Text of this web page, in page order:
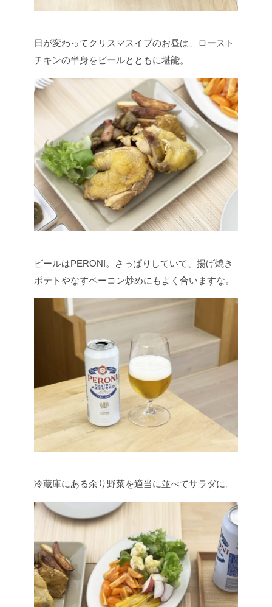
日が変わってクリスマスイブのお昼は、ロースト
チキンの半身をビールとともに堪能。
ビールはPERONI。さっぱりしていて、揚げ焼き
ポテトやなすベーコン炒めにもよく合いますな。
冷蔵庫にある余り野菜を適当に並べてサラダに。